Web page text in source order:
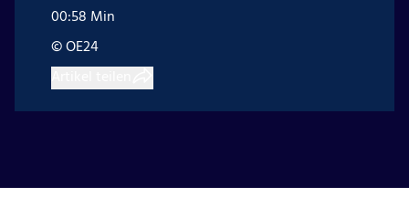
00:58 Min
© OE24